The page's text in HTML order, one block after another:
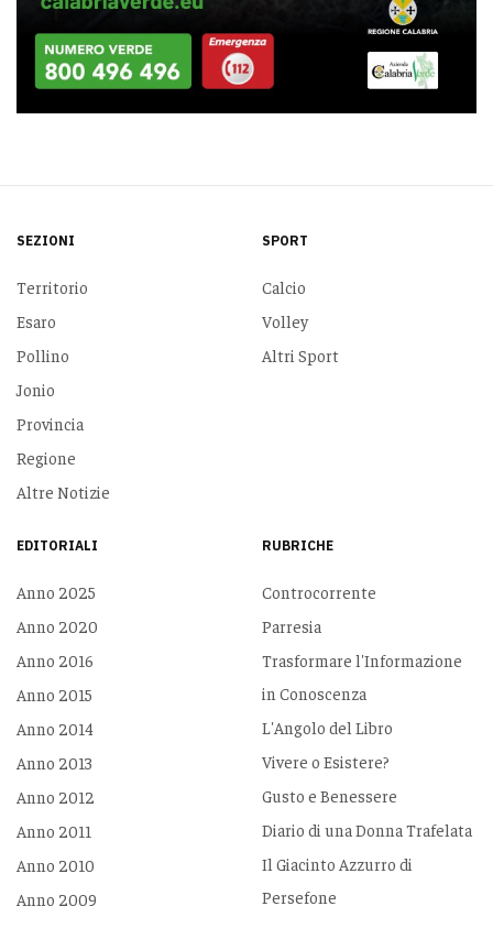
SEZIONI
Territorio
Esaro
Pollino
Jonio
Provincia
Regione
Altre Notizie
SPORT
Calcio
Volley
Altri Sport
EDITORIALI
Anno 2025
Anno 2020
Anno 2016
Anno 2015
Anno 2014
Anno 2013
Anno 2012
Anno 2011
Anno 2010
Anno 2009
RUBRICHE
Controcorrente
Parresia
Trasformare l'Informazione
in Conoscenza
L'Angolo del Libro
Vivere o Esistere?
Gusto e Benessere
Diario di una Donna Trafelata
Il Giacinto Azzurro di
Persefone